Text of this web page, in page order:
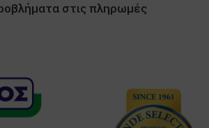
στις πληρωμές